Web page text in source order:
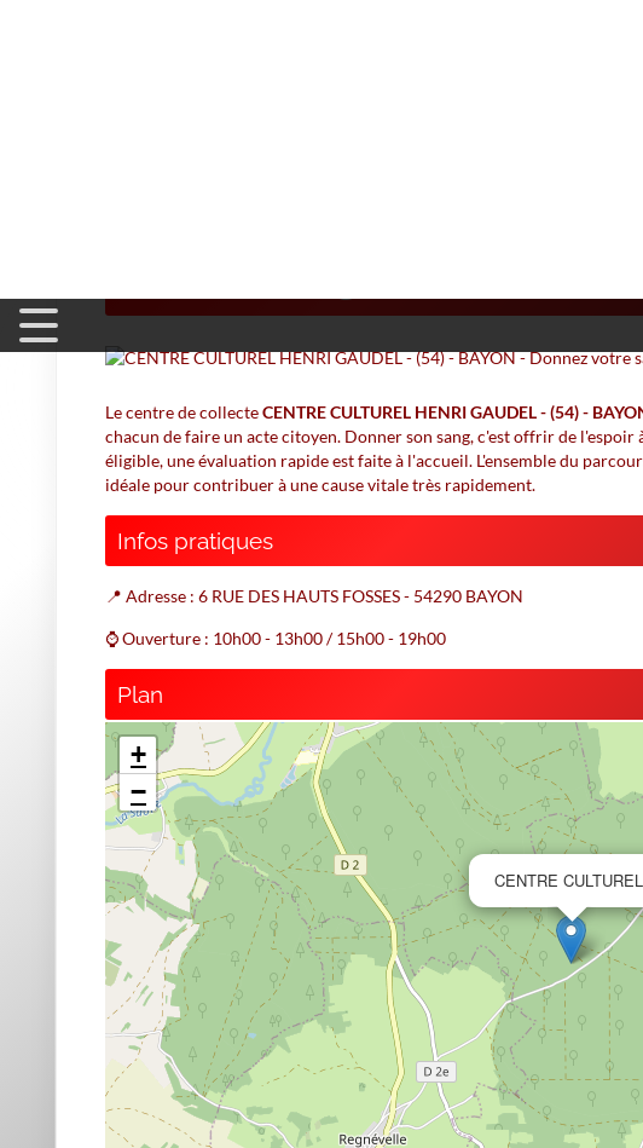
Le centre de collecteCENTRE CULTUREL HENRI GAUDEL - (54) -
chacun de faire un acte citoyen. Donner son sang, c'est offrir de l'espoir
éligible, une évaluation rapide est faite à l'accueil. L'ensemble du
idéale pour contribuer à une cause vitale très rapidement.
Infos pratiques
📍 Adresse : 6 RUE DES HAUTS FOSSES - 54290 BAYON
⌚ Ouverture : 10h00 - 13h00 / 15h00 - 19h00
Plan
CENTRE CULTUREL
+
−